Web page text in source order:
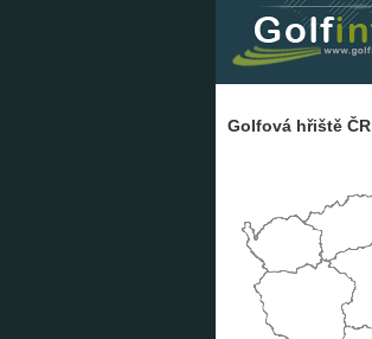
Golfová hřiště ČR